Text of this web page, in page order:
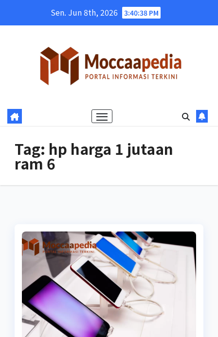
Sen. Jun 8th, 2026 3:40:38 PM
Tag: hp harga 1 jutaan
ram 6